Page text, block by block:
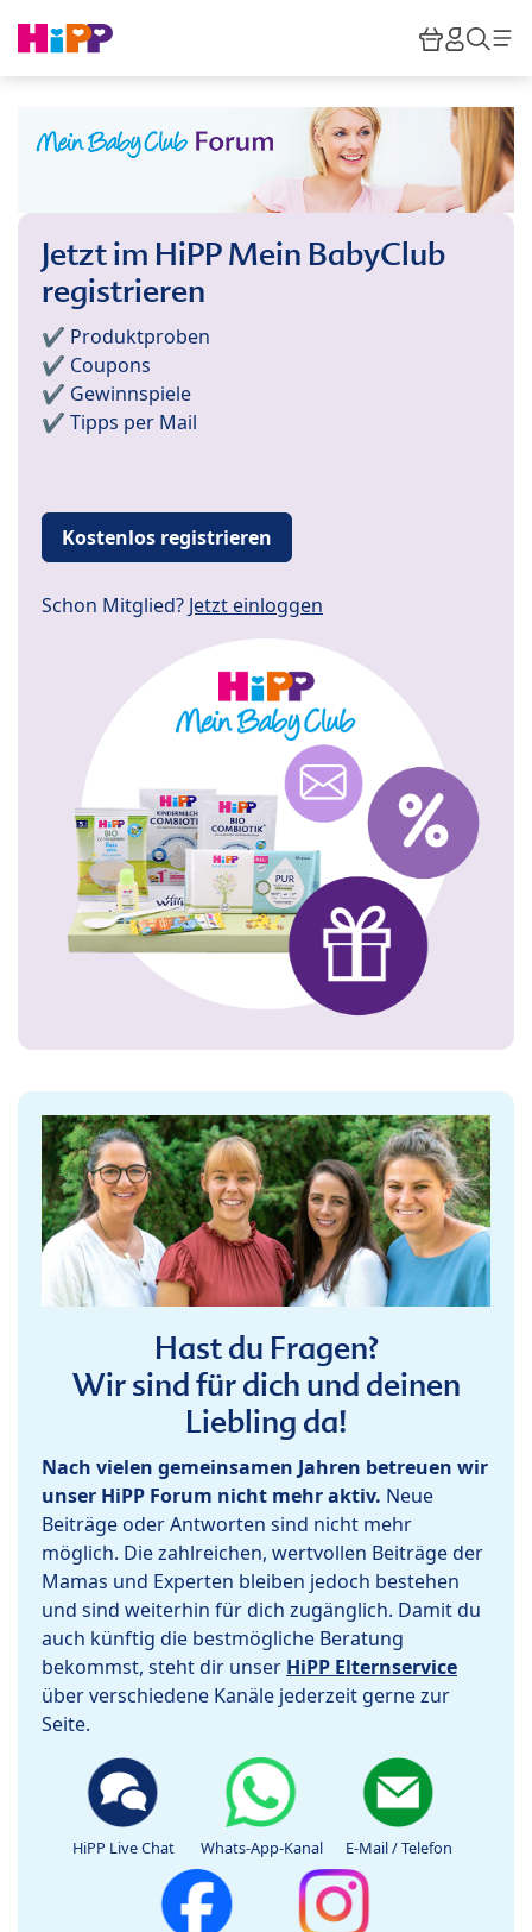
HiPP
Jetzt im HiPP Mein BabyClub
registrieren
✔️ Produktproben
✔️ Coupons
✔️ Gewinnspiele
✔️ Tipps per Mail
Kostenlos registrieren
Schon Mitglied? Jetzt einloggen
Hast du Fragen?
Wir sind für dich und deinen
Liebling da!
Nach vielen gemeinsamen Jahren betreuen wir
unser HiPP Forum nicht mehr aktiv. Neue
Beiträge oder Antworten sind nicht mehr
möglich. Die zahlreichen, wertvollen Beiträge der
Mamas und Experten bleiben jedoch bestehen
und sind weiterhin für dich zugänglich. Damit du
auch künftig die bestmögliche Beratung
bekommst, steht dir unser HiPP Elternservice
über verschiedene Kanäle jederzeit gerne zur
Seite.
HiPP Live Chat Whats-App-Kanal E-Mail / Telefon